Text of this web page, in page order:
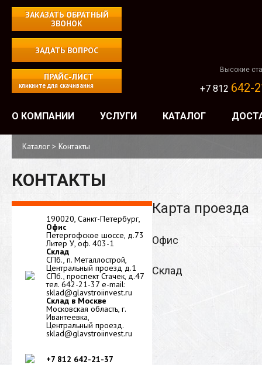
ЗАКАЗАТЬ ОБРАТНЫЙ
ЗВОНОК
ЗАДАТЬ ВОПРОС
ПРАЙС-ЛИСТ
кликните для скачивания
Высокие
+7 812 642-
О КОМПАНИИ УСЛУГИ КАТАЛОГ
Каталог > Контакты
КОНТАКТЫ
190020, Санкт-Петербург,
Офис
Петергофское шоссе, д.73
Литер У, оф. 403-1
Склад
СПб., п. Металлострой,
Центральный проезд д.1
СПб., проспект Стачек, д.47
тел. 642-21-37 e-mail:
sklad@glavstroiinvest.ru
Склад в Москве
Московская область, г.
Ивантеевка,
Центральный проезд.
sklad@glavstroiinvest.ru
+7 812 642-21-37
Карта проезда
Офис
Склад